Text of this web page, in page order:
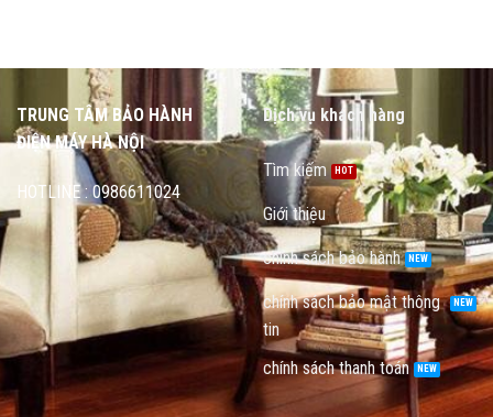
TRUNG TÂM BẢO HÀNH
ĐIỆN MÁY HÀ NỘI
HOTLINE : 0986611024
Dịch vụ khách hàng
Tìm kiếm
Giới thiệu
chính sách bảo hành
chính sách bảo mật thông
tin
chính sách thanh toán